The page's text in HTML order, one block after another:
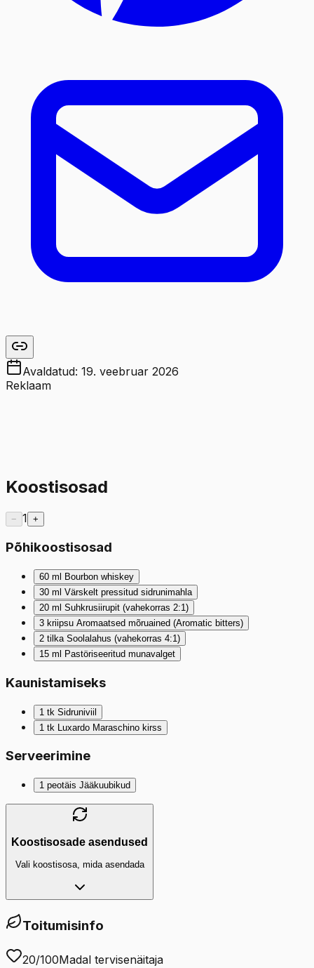
Avaldatud: 19. veebruar 2026
Reklaam
Koostisosad
− 1 +
Põhikoostisosad
60 ml
Bourbon whiskey
30 ml Värskelt pressitud sidrunimahla
20 ml Suhkrusiirupit (vahekorras 2:1)
3 kriipsu Aromaatsed mõruained (Aromatic bitters)
2 tilka Soolalahus (vahekorras 4:1)
15 ml Pastöriseeritud munavalget
Kaunistamiseks
1 tk Sidruniviil
1 tk Luxardo Maraschino kirss
Serveerimine
1 peotäis Jääkuubikud
Koostisosade asendused
Vali koostisosa, mida asendada
Toitumisinfo
20/100Madal tervisenäitaja